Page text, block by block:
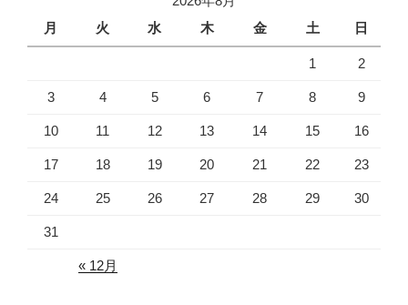
月
火 水 木 金 土 日
1 2
3 4 5 6 7 8 9
10 11 12 13 14 15 16
17 18 19 20 21 22 23
24 25 26 27 28 29 30
31
« 12月